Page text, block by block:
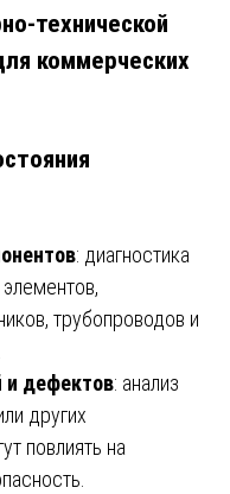
технической
коммерческих
: диагностика
трубопроводов и
и дефектов: анализ
других
повлиять на